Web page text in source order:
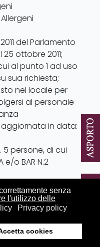
senza
l'utilizzo delle
Privacy policy
cookies
del Parlamento
ottobre 2011;
al punto 1 ad uso
sua richiesta;
nel locale per
al personale
in data:
5 persone, di cui
e/o BAR N.2
26
e/o
sul menù ad